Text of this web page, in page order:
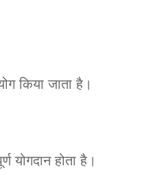
किया जाता है।
योगदान होता है।